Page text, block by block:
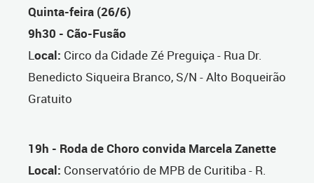
Quinta-feira (26/6)
9h30 - Cão-Fusão
Local: Circo da Cidade Zé Preguiça - Rua Dr.
Benedicto Siqueira Branco, S/N - Alto Boqueirão
Gratuito
19h - Roda de Choro convida Marcela Zanette
Local: Conservatório de MPB de Curitiba - R.